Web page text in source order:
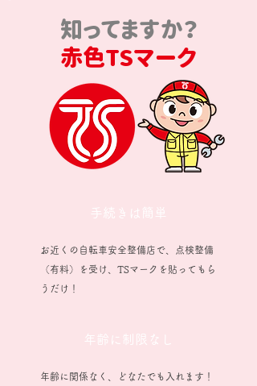
知ってますか？
赤色TSマーク
手続きは簡単
お近くの自転車安全整備店で、点検整備
（有料）を受け、TSマークを貼ってもら
うだけ！
年齢に制限なし
年齢に関係なく、どなたでも入れます！